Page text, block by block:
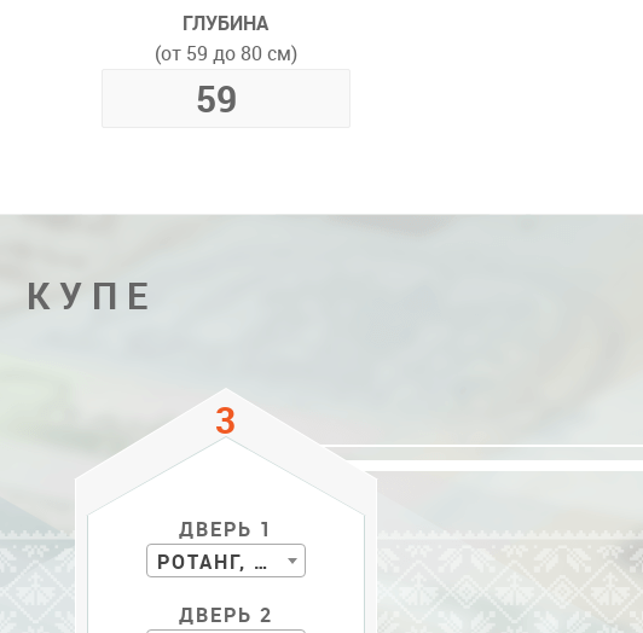
ГЛУБИНА
(от 59 до 80 см)
КУПЕ
ДВЕРЬ 1
РОТАНГ, БАМБУК
ДВЕРЬ 2